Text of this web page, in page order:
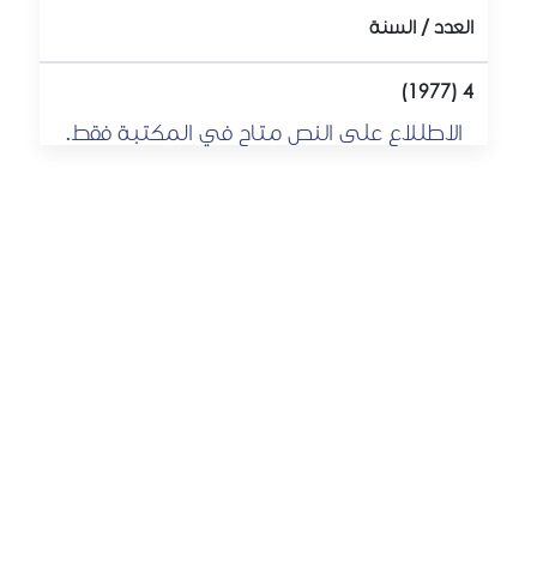
العدد / السنة
4 (1977)
الاطللاع على النص متاح في المكتبة فقط.